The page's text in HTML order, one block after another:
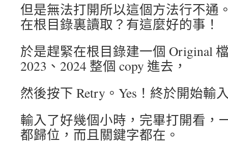
但是無法打開所以這個方法行不通
在根目錄裏讀取？有這麼好的事！
於是趕緊在根目錄建一個 Original
2023、2024 整個 copy 進去，
然後按下 Retry。Yes！終於開始輸
輸入了好幾個小時，完畢打開看，
都歸位，而且關鍵字都在。